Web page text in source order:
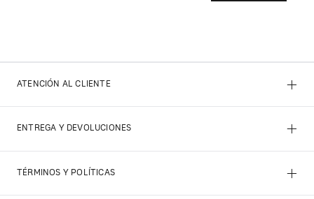
ATENCIÓN AL CLIENTE +
ENTREGA Y DEVOLUCIONES +
TÉRMINOS Y POLÍTICAS +